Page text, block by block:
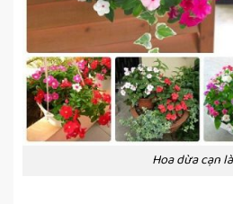
Hoa dừa cạn